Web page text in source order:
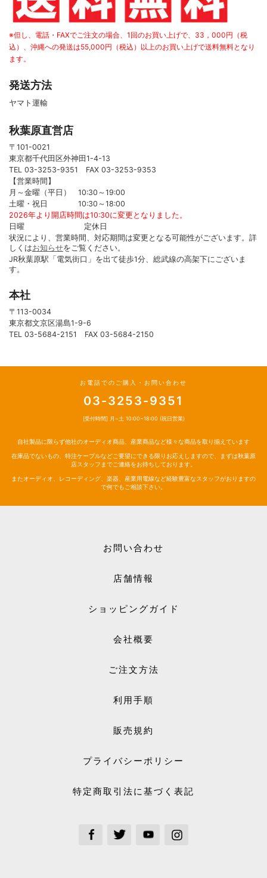
※但し、電話・FAXでご注文の場合、1回のお買い上げで、33，000円（税
込）、沖縄への発送は55,000円（税込）以上のお買い上げで送料無料となり
ます。
発送方法
ヤマト運輸
秋葉原直営店
〒101-0021
東京都千代田区外神田1-4-13
TEL 03-3253-9351 FAX 03-3253-9353
【営業時間】
月～金曜（平日） 10:30～19:00
土曜・祝日 10:30～18:00
2026年より開店時間は10:30に変更となりました。
日曜 定休日
状況により、営業時間、対応期間は変更となる可能性がございます。詳
しくはお知らせをご覧ください。
JR秋葉原駅「電気街口」を出て徒歩1分、総武線の高架下にございま
す。
本社
〒113-0034
東京都文京区湯島1-9-6
TEL 03-5684-2151 FAX 03-5684-2150
お電話でのご購入・お問い合わせ
03-3253-9351
[受付時間] 月~土 10:00~18:00 (祝日営業)
自社製品に限らず他社のオーディオ商品、産業商品など様々な商品を取り揃えています
在庫品でないもの、特注ケーブルなどご要望にできる限りお応えしますので、まずは秋葉原
店スタッフまでご連絡をお待ちしております。
またオーディオ、レコーディング、楽器、産業用電線など経験豊富なスタッフがおりますの
で何でもご相談下さい。
お問い合わせ
店舗情報
ショッピングガイド
会社概要
ご注文方法
利用手順
販売規約
プライバシーポリシー
特定商取引法に基づく表記
See our FacebookSee our Twitter